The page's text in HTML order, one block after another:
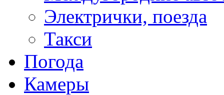
Электрички, поезда
Такси
Погода
Камеры